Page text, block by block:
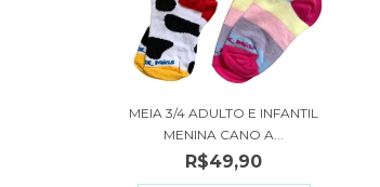
MEIA 3/4 ADULTO E INFANTIL
MENINA CANO A...
R$49,90